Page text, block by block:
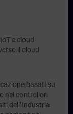
e cloud
il cloud
basati su
nei controllori
dell’Industria